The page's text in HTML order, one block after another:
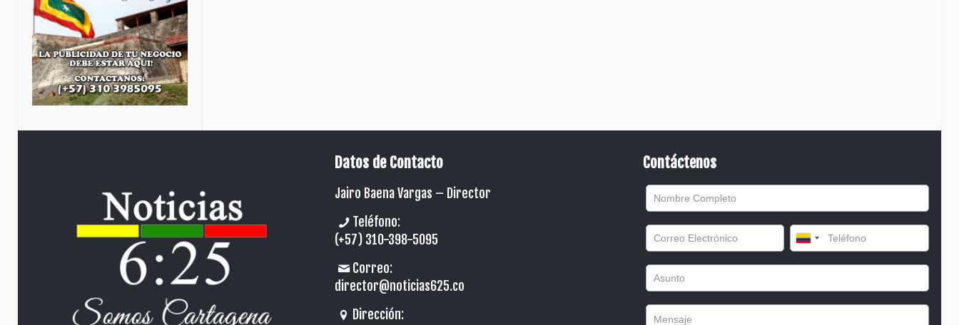
Datos de Contacto
Jairo Baena Vargas – Director
Teléfono:
(+57) 310-398-5095
Correo:
director@noticias625.co
Dirección:
Contáctenos